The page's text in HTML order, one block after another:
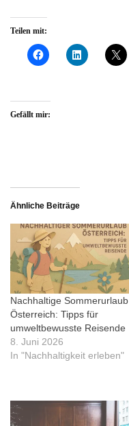
Teilen mit:
Gefällt mir:
Ähnliche Beiträge
Nachhaltige Sommerurlaub
Österreich: Tipps für
umweltbewusste Reisende
8. Juni 2026
In "Nachhaltigkeit erleben"